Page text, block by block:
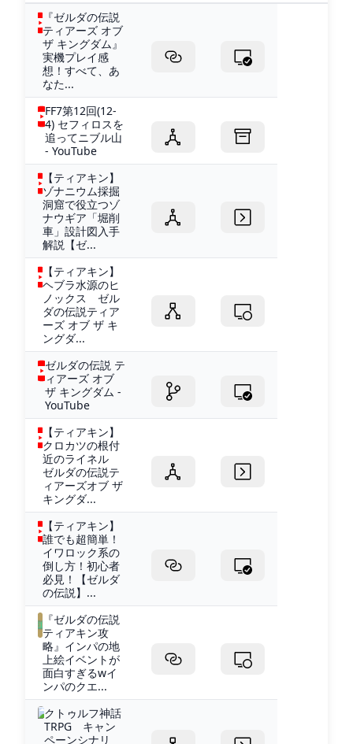
『ゼルダの伝説
ティアーズ オブ
ザ キングダム』
実機プレイ感
想！すべて、あ
なた...
FF7第12回(12-
4) セフィロスを
追ってニブル山
- YouTube
【ティアキン】
ゾナニウム採掘
洞窟で役立つゾ
ナウギア「堀削
車」設計図入手
解説【ゼ...
【ティアキン】
ヘブラ水源のヒ
ノックス ゼル
ダの伝説ティア
ーズ オブ ザ キ
ングダ...
ゼルダの伝説 テ
ィアーズ オブ
ザ キングダム -
YouTube
【ティアキン】
クロカツの根付
近のライネル
ゼルダの伝説テ
ィアーズオブ ザ
キングダ...
【ティアキン】
誰でも超簡単！
イワロック系の
倒し方！初心者
必見！【ゼルダ
の伝説】...
『ゼルダの伝説
ティアキン攻
略』インパの地
上絵イベントが
面白すぎるwイ
ンパのクエ...
クトゥルフ神話
TRPG キャン
ペーンシナリ